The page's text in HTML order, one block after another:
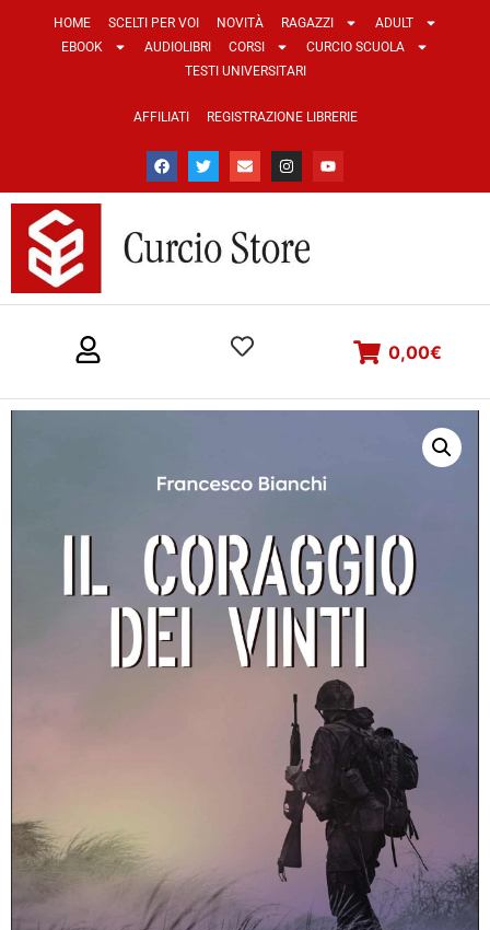
HOME SCELTI PER VOI NOVITÀ RAGAZZI
ADULT
EBOOK
AUDIOLIBRI CORSI
CURCIO SCUOLA
TESTI UNIVERSITARI
AFFILIATI REGISTRAZIONE LIBRERIE
0,00€